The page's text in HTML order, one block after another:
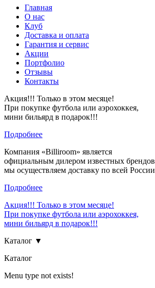
Главная
О нас
Клуб
Доставка и оплата
Гарантия и сервис
Акции
Портфолио
Отзывы
Контакты
Акция!!! Только в этом месяце!
При покупке футбола или аэрохоккея,
мини бильярд в подарок!!!
Подробнее
Компания «Billiroom» является
официальным дилером известных брендов
мы осуществляем доставку по всей России
Подробнее
Акция!!! Только в этом месяце!
При покупке футбола или аэрохоккея,
мини бильярд в подарок!!!
Каталог ▼
Каталог
Menu type not exists!